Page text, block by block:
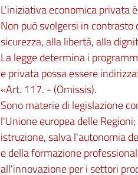
L'iniziativa economica privata
Non può svolgersi in
sicurezza, alla libertà, alla
La legge determina i
e privata possa essere
«Art. 117. - (Omissis).
Sono materie di legislazione
l'Unione europea delle
istruzione, salva l'autonomia
e della formazione
all'innovazione per i settori